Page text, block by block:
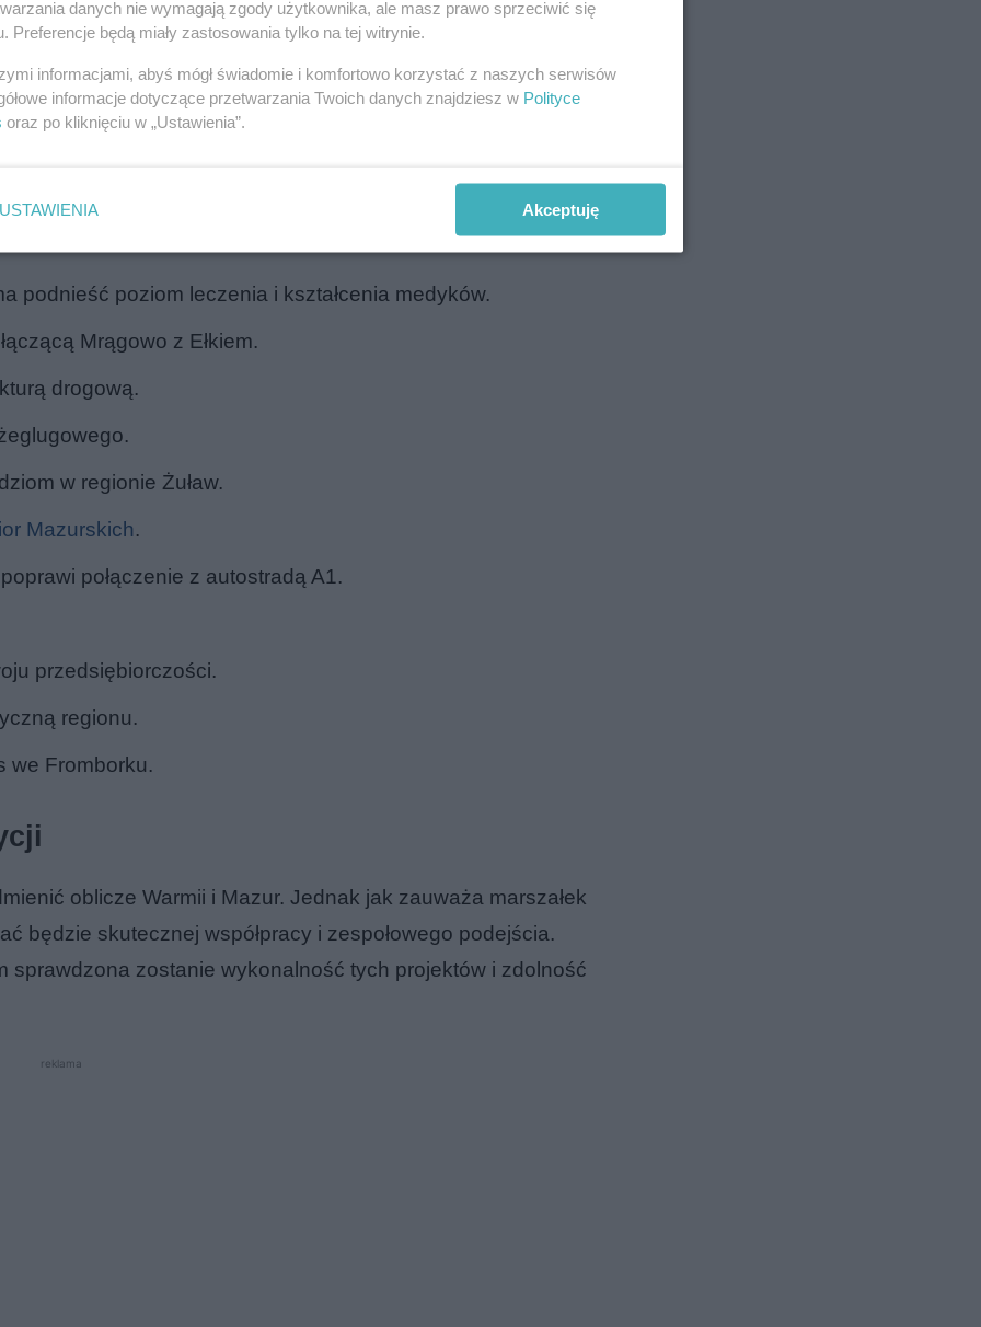
samorządowców i przedstawicieli Uniwersytetu
na których skupi się region. Wśród nich znalazły się:
podnieść poziom leczenia i kształcenia medyków.
Mrągowo z Ełkiem.
drogową.
w regionie Żuław.
Mazurskich.
połączenie z autostradą A1.
przedsiębiorczości.
regionu.
we Fromborku.
oblicze Warmii i Mazur. Jednak jak zauważa marszałek
będzie skutecznej współpracy i zespołowego podejścia.
sprawdzona zostanie wykonalność tych projektów i zdolność
reklama
danych nie wymagają zgody użytkownika, ale masz prawo sprzeciwić się
Preferencje będą miały zastosowania tylko na tej witrynie.
informacjami, abyś mógł świadomie i komfortowo korzystać z naszych serwisów
informacje dotyczące przetwarzania Twoich danych znajdziesz w Polityce
oraz po kliknięciu w „Ustawienia”.
USTAWIENIA Akceptuję